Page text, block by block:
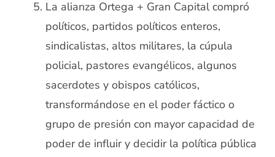
La alianza Ortega + Gran Capital compró
políticos, partidos políticos enteros,
sindicalistas, altos militares, la cúpula
policial, pastores evangélicos, algunos
sacerdotes y obispos católicos,
transformándose en el poder fáctico o
grupo de presión con mayor capacidad de
poder de influir y decidir la política pública